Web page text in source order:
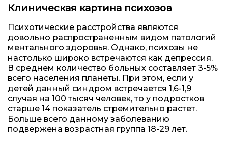
Клиническая картина психозов
Психотические расстройства являются
довольно распространенным видом патологий
ментального здоровья. Однако, психозы не
настолько широко встречаются как депрессия.
В среднем количество больных составляет 3-5%
всего населения планеты. При этом, если у
детей данный синдром встречается 1,6-1,9
случая на 100 тысяч человек, то у подростков
старше 14 показатель стремительно растет.
Больше всего данному заболеванию
подвержена возрастная группа 18-29 лет.